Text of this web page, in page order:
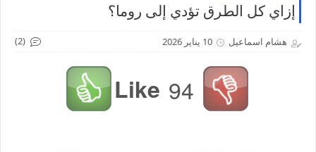
إزاي كل الطرق تؤدي إلى روما؟
هشام اسماعيل 10 يناير 2026 (2)
Like 94